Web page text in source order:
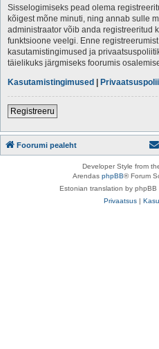
Sisselogimiseks pead olema
kõigest mõne minuti, ning annab sulle
administraator võib anda registreeritud
funktsioone veelgi. Enne
kasutamistingimused ja
täielikuks järgmiseks foorumis
Kasutamistingimused |
Registreeru
Foorumi pealeht
Developer Style from
Arendas phpBB® Forum
Estonian translation by
Privaatsus |